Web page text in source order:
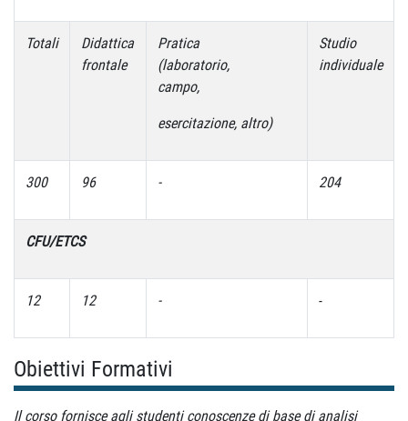
Totali
Didattica
frontale
Pratica
(laboratorio,
campo,
esercitazione, altro)
Studio
individuale
300 96 - 204
CFU/ETCS
12 12 - -
Obiettivi Formativi
Il corso fornisce agli studenti conoscenze di base di analisi